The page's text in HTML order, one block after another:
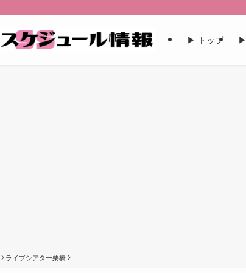
▶︎ トップ
ライブシアター栗橋